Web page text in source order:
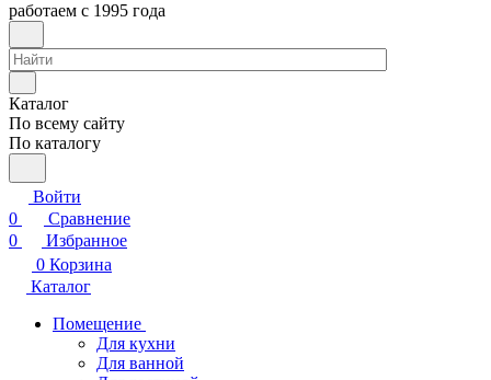
работаем с 1995 года
Каталог
По всему сайту
По каталогу
Войти
0
Сравнение
0
Избранное
0 Корзина
Каталог
Помещение
Для кухни
Для ванной